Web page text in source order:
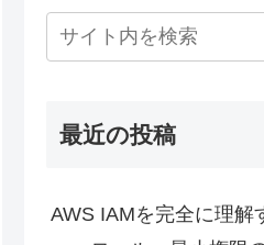
最近の投稿
AWS IAMを完全に理解